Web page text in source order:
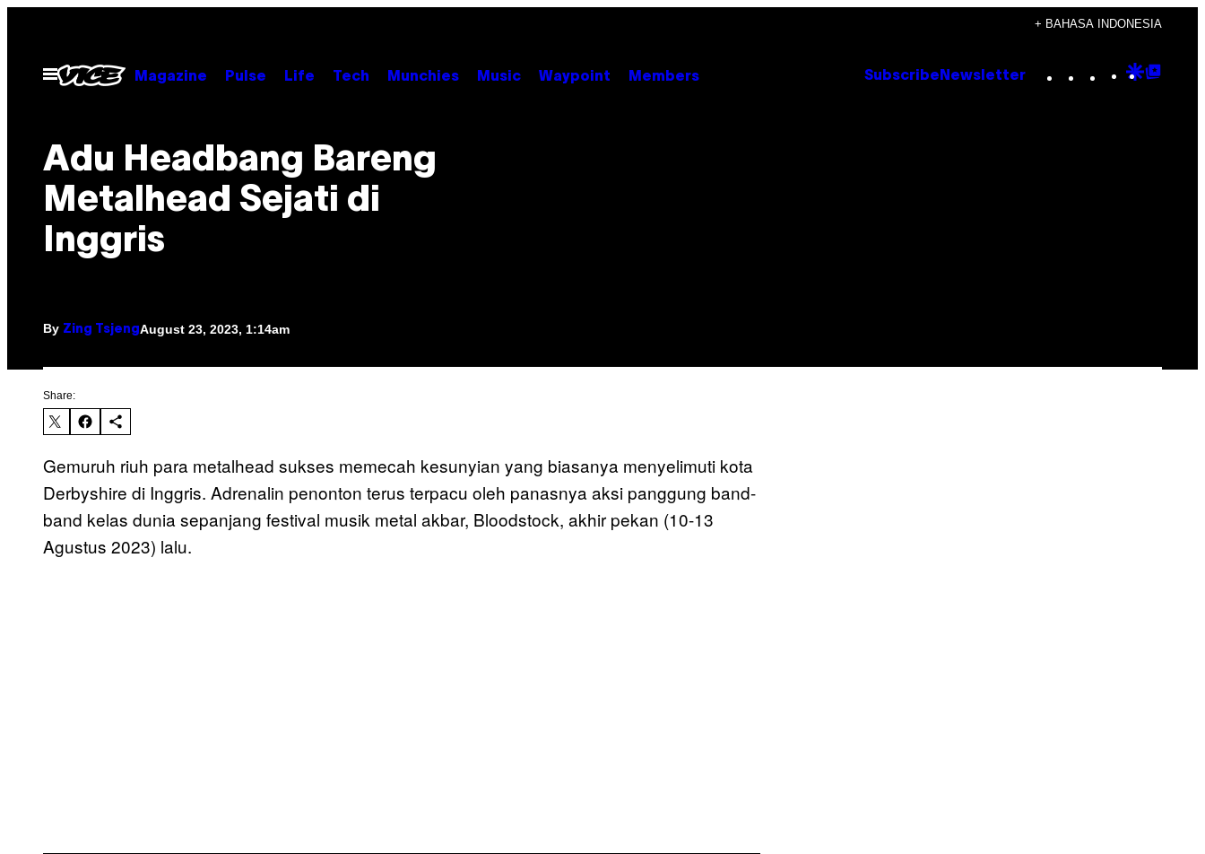
content
+ BAHASA INDONESIA
Open
Menu
Magazine Pulse Life Tech Munchies Music Waypoint Members Subscribe Newsletter Instagram
TikTok
YouTube
Google
Adu Headbang Bareng
Metalhead Sejati di
Inggris
By Zing Tsjeng August 23, 2023, 1:14am
Share:
Gemuruh riuh para metalhead sukses memecah kesunyian yang biasanya menyelimuti kota
Derbyshire di Inggris. Adrenalin penonton terus terpacu oleh panasnya aksi panggung band-
band kelas dunia sepanjang festival musik metal akbar, Bloodstock, akhir pekan (10-13
Agustus 2023) lalu.